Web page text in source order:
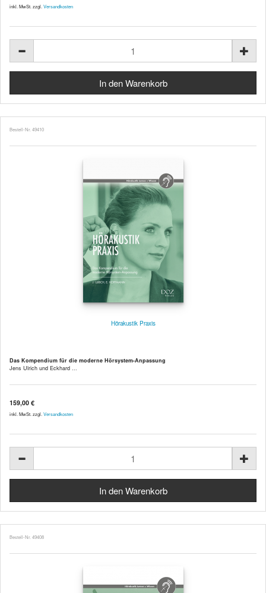
inkl. MwSt. zzgl. Versandkosten
Bestell-Nr. 49410
Hörakustik Praxis
Das Kompendium für die moderne Hörsystem-Anpassung
Jens Ulrich und Eckhard ...
159,00 €
inkl. MwSt. zzgl. Versandkosten
Bestell-Nr. 49408